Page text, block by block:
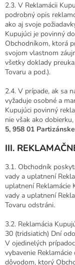
2.3. V Reklamácii
podrobný opis
ako aj svoje
Kupujúci je povinný
Obchodníkom, ktorá
svojom vlastnom
všetky doklady
Tovaru a pod.).
2.4. V prípade, ak sa
vyžaduje osobné a
Kupujúci povinný
nie však ako
5, 958 01
III.
3.1. Obchodník
vady a uplatnení
uplatnení
vady a uplatnení
Tovaru odstráni.
3.2. Reklamácia
30 (tridsiatich) Dní
V ojedinelých
vybavenie
dôvodom, ktorý